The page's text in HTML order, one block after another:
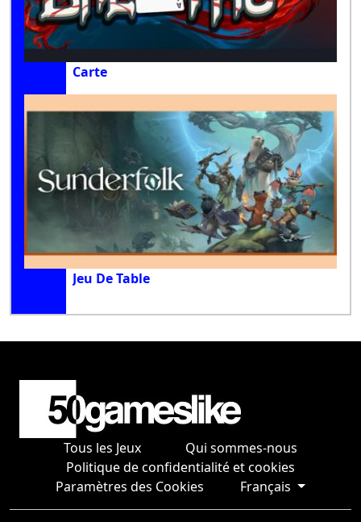
Carte
Jeu De Table
Tous les Jeux
Qui sommes-nous
Politique de confidentialité et cookies
Paramètres des Cookies
Français